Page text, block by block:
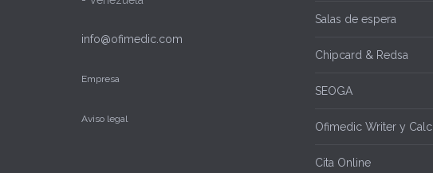
info@ofimedic.com
Empresa
Aviso legal
Salas de espera
Chipcard & Redsa
SEOGA
Ofimedic Writer y Calc
Cita Online